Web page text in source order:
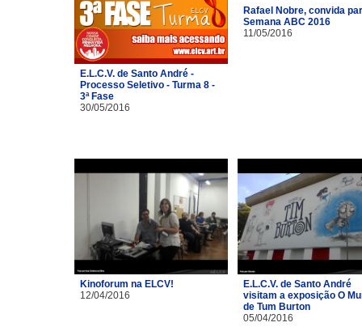
E.L.C.V. de Santo André -
Processo Seletivo - Turma 8 -
3ª Fase
30/05/2016
Rafael Nobre, convida
Semana ABC 2016
11/05/2016
Kinoforum na ELCV!
12/04/2016
E.L.C.V. de Santo André
visitam a exposição O
de Tum Burton
05/04/2016